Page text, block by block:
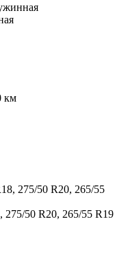
км
, 275/50 R20, 265/55
, 275/50 R20, 265/55 R19